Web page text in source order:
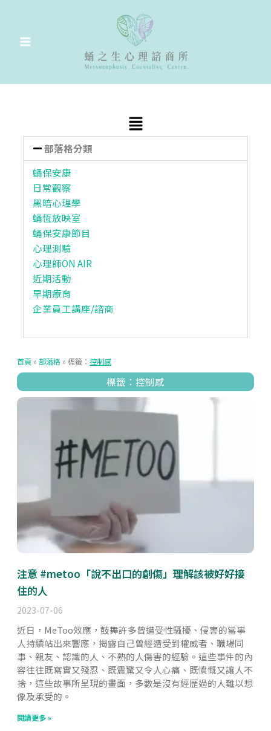
容
Main
部落格分類
蛹保安康
日常觀察
黑暗心理學
蛹恆放映室
蛹保安康節目
心理測驗
心理師ON AIR
近期活動
早期療育
企業員工講座/諮商
首頁 »部落格 »標籤：控制感
標籤：控制感
注意 #metoo「說不出口的創傷」理解該被好好接
住的人
2023-07-06
近日，MeToo效應，鼓舞許多曾遭受性騷擾、侵害的當事
人持續站出來響應，揭露自己曾經遭受到權威者、職場同
事、親友、認識的人、不熟的人傷害的經驗。這些事件的內
容往往既寫實又殘忍、既震驚又令人心痛、既憤慨又讓人不
捨，這些故事所呈現的畫面，多數是沒有經歷過的人難以想
像及承受的。
閱讀更多 »